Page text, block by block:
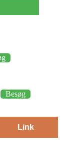
Besøg
Link